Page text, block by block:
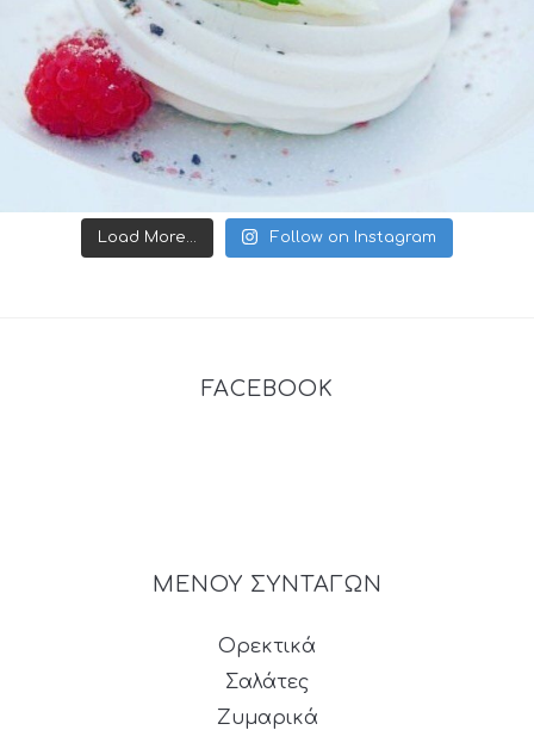
Load More... Follow on Instagram
FACEBOOK
ΜΕΝΟΥ ΣΥΝΤΑΓΩΝ
Ορεκτικά
Σαλάτες
Ζυμαρικά